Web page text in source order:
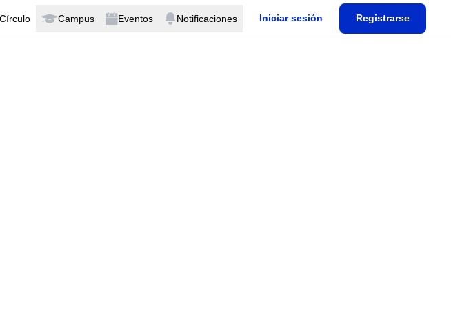
Círculo Campus Eventos Notificaciones Iniciar sesión Registrarse